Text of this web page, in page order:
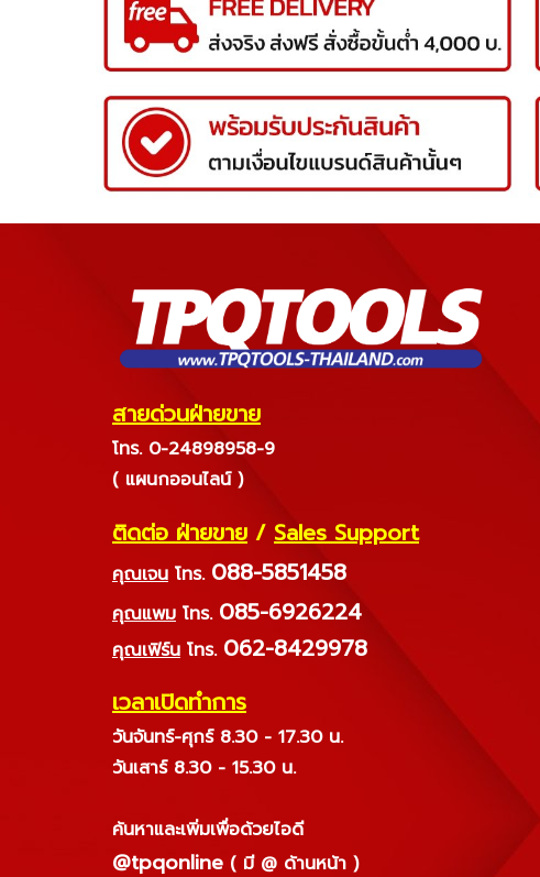
สายด่วนฝ่ายขาย
โทร. 0-24898958-9
( แผนกออนไลน์ )
ติดต่อ ฝ่ายขาย / Sales Support
คุณเจน โทร. 088-5851458
คุณแพม โทร. 085-6926224
คุณเฟิร์น โทร. 062-8429978
เวลาเปิดทำการ
วันจันทร์-ศุกร์ 8.30 - 17.30 น.
วันเสาร์ 8.30 - 15.30 น.
ค้นหาและเพิ่มเพื่อด้วยไอดี
@tpqonline ( มี @ ด้านหน้า )